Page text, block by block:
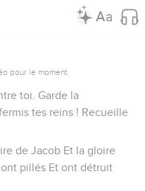
pour le moment.
toi. Garde la
tes reins ! Recueille
de Jacob Et la gloire
pillés Et ont détruit